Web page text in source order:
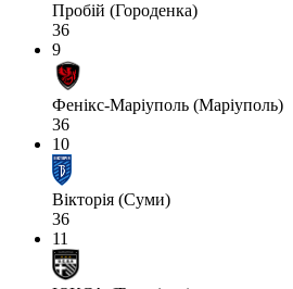
Пробій (Городенка)
36
9
Фенікс-Маріуполь (Маріуполь)
36
10
Вікторія (Суми)
36
11